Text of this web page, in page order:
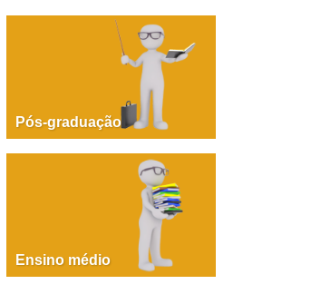
Pós-graduação
Ensino médio